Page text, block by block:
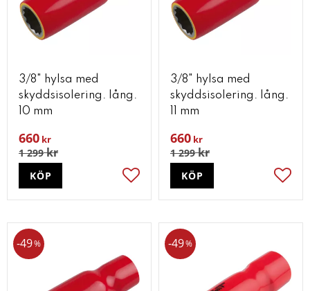
3/8" hylsa med
skyddsisolering. lång.
10 mm
660 kr
1 299kr
Lägg till i favoriter
KÖP
3/8" hylsa med
skyddsisolering. lång.
11 mm
660 kr
1 299kr
KÖP
49% 49%